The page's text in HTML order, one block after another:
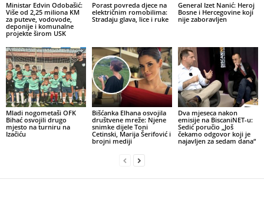
Ministar Edvin Odobašić:
Više od 2,25 miliona KM
za puteve, vodovode,
deponije i komunalne
projekte širom USK
Porast povreda djece na
električnim romobilima:
Stradaju glava, lice i ruke
General Izet Nanić: Heroj
Bosne i Hercegovine koji
nije zaboravljen
Mladi nogometaši OFK
Bihać osvojili drugo
mjesto na turniru na
Izačiću
Bišćanka Elhana osvojila
društvene mreže: Njene
snimke dijele Toni
Cetinski, Marija Šerifović i
brojni mediji
Dva mjeseca nakon
emisije na BiscaniNET-u:
Sedić poručio „Još
čekamo odgovor koji je
najavljen za sedam dana“